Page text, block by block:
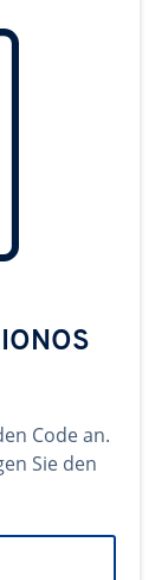
Code an.
Sie den